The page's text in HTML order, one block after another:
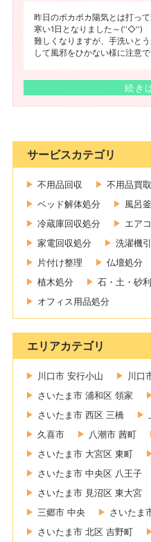
昨日のポカポカ陽気とは打って
寒い1日となりました～(''◇'')
難しくなりますが、手洗いと
して風邪をひかない様に注意で
続き
サービスカテゴリ
不用品回収 不用品買取
ベッド解体処分
風呂
冷蔵庫回収処分
エア
家電回収処分
洗濯機
片付け整理
仏壇処分
植木処分
石・土・砂
オフィス用品処分
エリアカテゴリ
川口市 安行小山 川口
さいたま市 浦和区 領家
さいたま市 西区 三橋
久喜市
八潮市 茜町
さいたま市 大宮区 東町
さいたま市 中央区 八王子
さいたま市 見沼区 東大宮
三郷市 中央
さいたま
さいたま市 北区 吉野町